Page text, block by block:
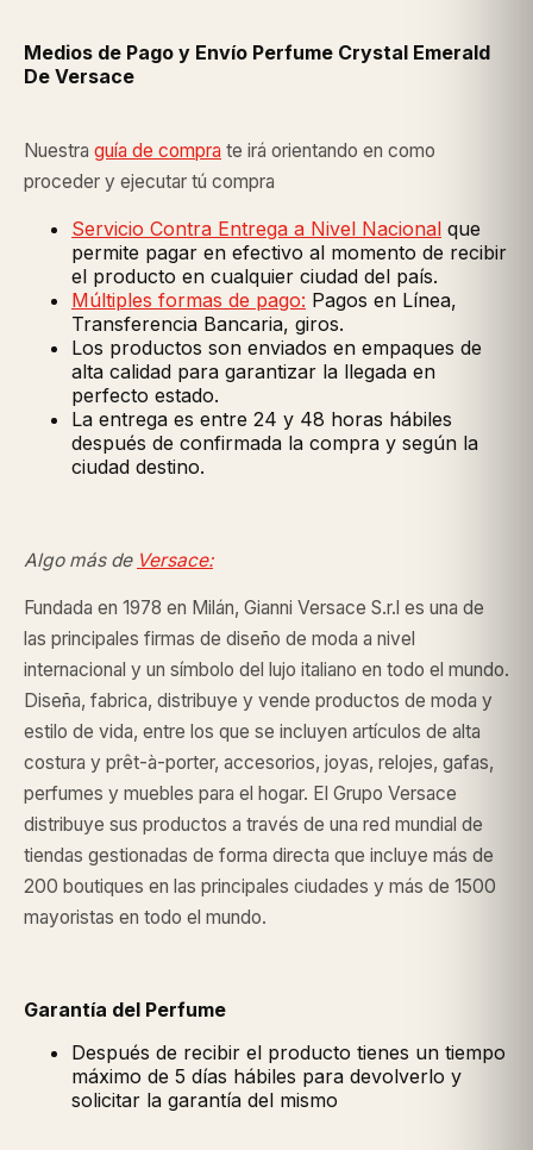
Medios de Pago y Envío Perfume Crystal Emerald
De Versace
Nuestra guía de compra te irá orientando en como
proceder y ejecutar tú compra
Servicio Contra Entrega a Nivel Nacional que
permite pagar en efectivo al momento de recibir
el producto en cualquier ciudad del país.
Múltiples formas de pago: Pagos en Línea,
Transferencia Bancaria, giros.
Los productos son enviados en empaques de
alta calidad para garantizar la llegada en
perfecto estado.
La entrega es entre 24 y 48 horas hábiles
después de confirmada la compra y según la
ciudad destino.
Algo más de Versace:
Fundada en 1978 en Milán, Gianni Versace S.r.l es una de
las principales firmas de diseño de moda a nivel
internacional y un símbolo del lujo italiano en todo el mundo.
Diseña, fabrica, distribuye y vende productos de moda y
estilo de vida, entre los que se incluyen artículos de alta
costura y prêt-à-porter, accesorios, joyas, relojes, gafas,
perfumes y muebles para el hogar. El Grupo Versace
distribuye sus productos a través de una red mundial de
tiendas gestionadas de forma directa que incluye más de
200 boutiques en las principales ciudades y más de 1500
mayoristas en todo el mundo.
Garantía del Perfume
Después de recibir el producto tienes un tiempo
máximo de 5 días hábiles para devolverlo y
solicitar la garantía del mismo